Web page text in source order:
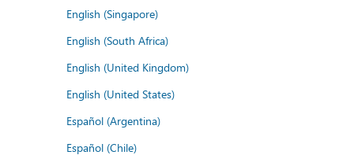
English (Singapore)
English (South Africa)
English (United Kingdom)
English (United States)
Español (Argentina)
Español (Chile)